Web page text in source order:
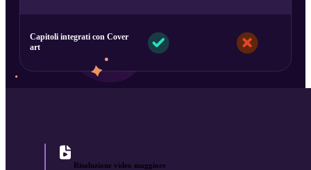
Capitoli integrati con Cover
art
Risoluzione video maggiore